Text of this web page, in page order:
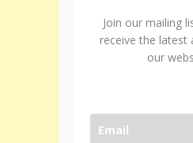
Join our mailing
receive the latest
our